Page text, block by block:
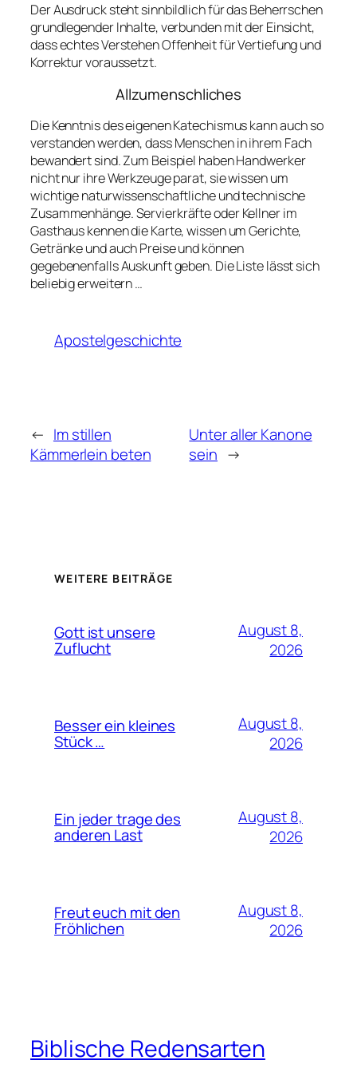
Der Ausdruck steht sinnbildlich für das Beherrschen
grundlegender Inhalte, verbunden mit der Einsicht,
dass echtes Verstehen Offenheit für Vertiefung und
Korrektur voraussetzt.
Allzumenschliches
Die Kenntnis des eigenen Katechismus kann auch so
verstanden werden, dass Menschen in ihrem Fach
bewandert sind. Zum Beispiel haben Handwerker
nicht nur ihre Werkzeuge parat, sie wissen um
wichtige naturwissenschaftliche und technische
Zusammenhänge. Servierkräfte oder Kellner im
Gasthaus kennen die Karte, wissen um Gerichte,
Getränke und auch Preise und können
gegebenenfalls Auskunft geben. Die Liste lässt sich
beliebig erweitern …
Apostelgeschichte
← Im stillen
Kämmerlein beten
Unter aller Kanone
sein →
WEITERE BEITRÄGE
Gott ist unsere
Zuflucht
August 8,
2026
Besser ein kleines
Stück …
August 8,
2026
Ein jeder trage des
anderen Last
August 8,
2026
Freut euch mit den
Fröhlichen
August 8,
2026
Biblische Redensarten